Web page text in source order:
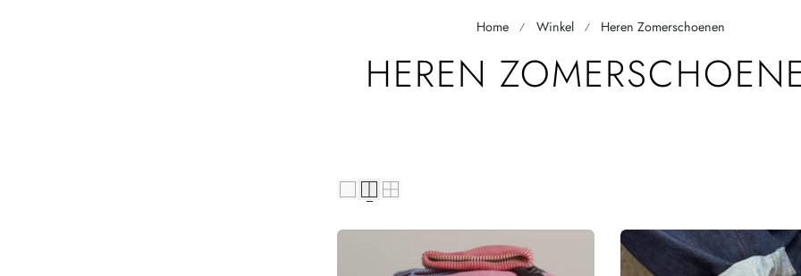
Home Winkel Heren Zomerschoenen
V
Z
HEREN